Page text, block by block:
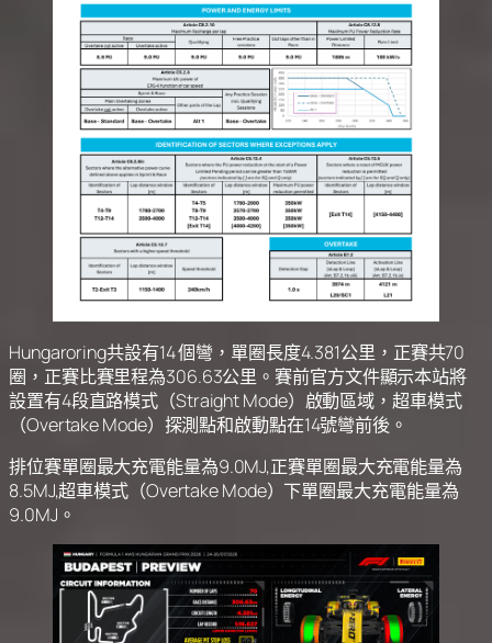
Hungaroring共設有14 個彎，單圈長度4.381公里，正賽共70
圈，正賽比賽里程為306.63公里。賽前官方文件顯示本站將
設置有4段直路模式（Straight Mode）啟動區域，超車模式
（Overtake Mode）探測點和啟動點在14號彎前後。
排位賽單圈最大充電能量為9.0MJ,正賽單圈最大充電能量為
8.5MJ,超車模式（Overtake Mode）下單圈最大充電能量為
9.0MJ。